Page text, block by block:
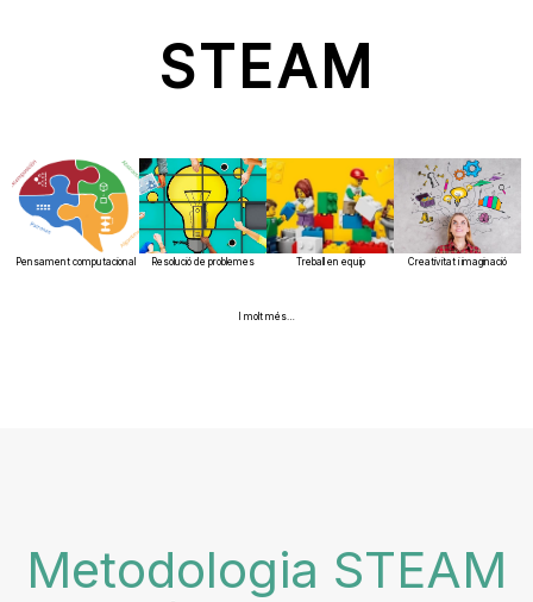
STEAM
Pensament computacional Resolució de problemes Treball en equip Creativitat i imaginació
I molt més…
Metodologia STEAM